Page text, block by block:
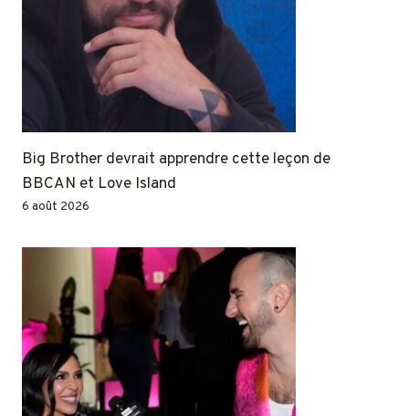
Big Brother devrait apprendre cette leçon de
BBCAN et Love Island
6 août 2026